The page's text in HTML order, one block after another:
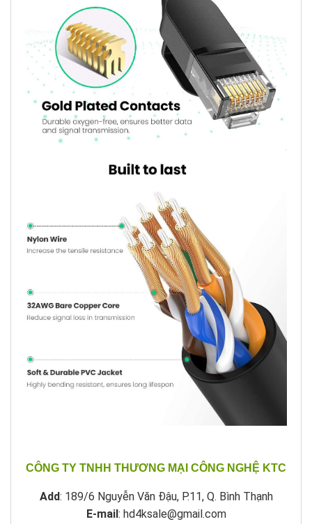
CÔNG TY TNHH THƯƠNG MẠI CÔNG NGHỆ KTC
Add: 189/6 Nguyễn Văn Đậu, P.11, Q. Bình Thạnh
E-mail: hd4ksale@gmail.com